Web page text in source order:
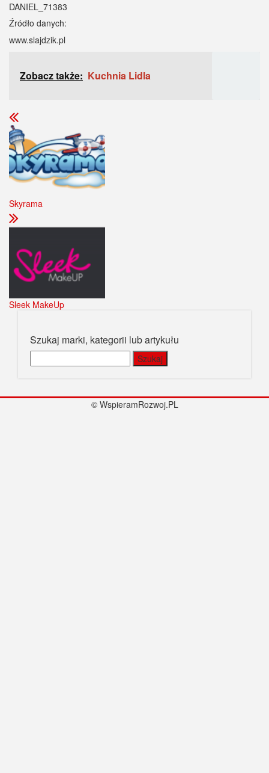
DANIEL_71383
Źródło danych:
www.slajdzik.pl
Zobacz także: Kuchnia Lidla
Skyrama
Sleek MakeUp
Szukaj marki, kategorii lub artykułu
© WspieramRozwoj.PL